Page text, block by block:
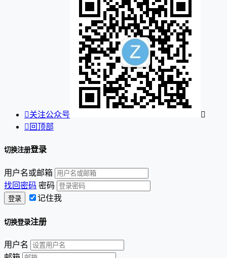
关注公众号

 回顶部
切换注册登录
用户名或邮箱
找回密码 密码
记住我
切换登录注册
用户名